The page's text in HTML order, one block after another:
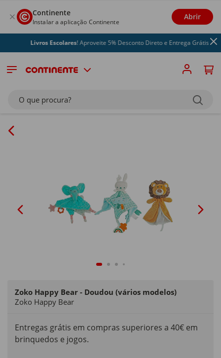
Continente
Instalar a aplicação Continente
Abrir
Livros Escolares! Aproveite 5% Desconto Direto e Entrega Grátis
O que procura?
Zoko Happy Bear - Doudou (vários modelos)
Zoko Happy Bear
Entregas grátis em compras superiores a 40€ em
brinquedos e jogos.